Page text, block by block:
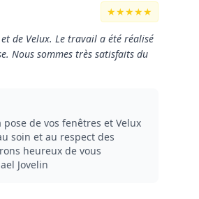
★★★★★
de Velux. Le travail a été réalisé
Nous sommes très satisfaits du
de vos fenêtres et Velux
soin et au respect des
heureux de vous
Jovelin